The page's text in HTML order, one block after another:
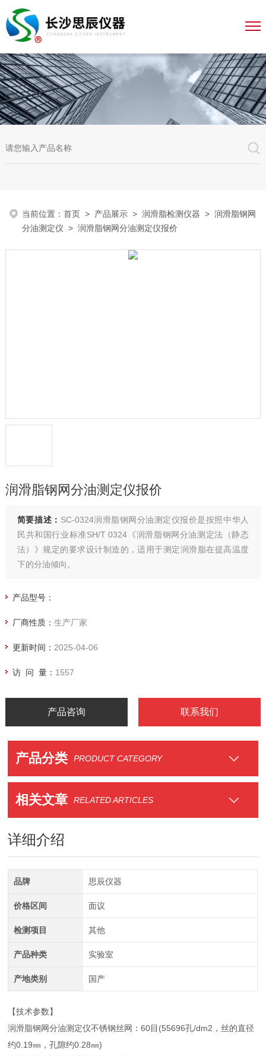
当前位置：首页 > 产品展示 >润滑脂检测仪器 >润滑脂钢网
分油测定仪 > 润滑脂钢网分油测定仪报价
润滑脂钢网分油测定仪报价
简要描述： SC-0324润滑脂钢网分油测定仪报价是按照中华人
民共和国行业标准SH/T 0324《润滑脂钢网分油测定法（静态
法）》规定的要求设计制造的，适用于测定润滑脂在提高温度
下的分油倾向。
产品型号：
厂商性质： 生产厂家
更新时间： 2025-04-06
访 问 量： 1557
产品咨询 联系我们
产品分类 PRODUCT CATEGORY
相关文章 RELATED ARTICLES
详细介绍
品牌 思辰仪器
价格区间 面议
检测项目 其他
产品种类 实验室
产地类别 国产
【技术参数】
润滑脂钢网分油测定仪不锈钢丝网：60目(55696孔/dm2，丝的直径
约0.19㎜，孔隙约0.28㎜)